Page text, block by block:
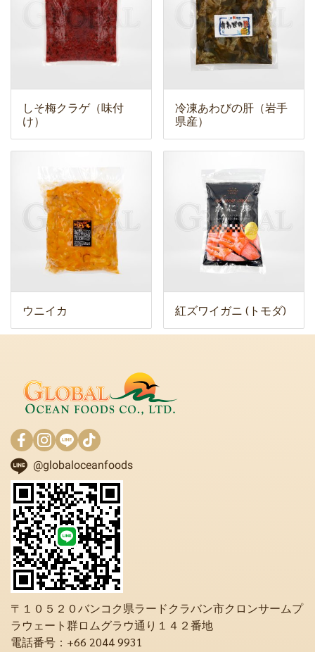
しそ梅クラゲ（味付
け）
冷凍あわびの肝（岩手
県産）
ウニイカ 紅ズワイガニ (トモダ)
@globaloceanfoods
〒１０５２０バンコク県ラードクラバン市クロンサームプ
ラウェート群ロムグラウ通り１４２番地
電話番号：+66 2044 9931